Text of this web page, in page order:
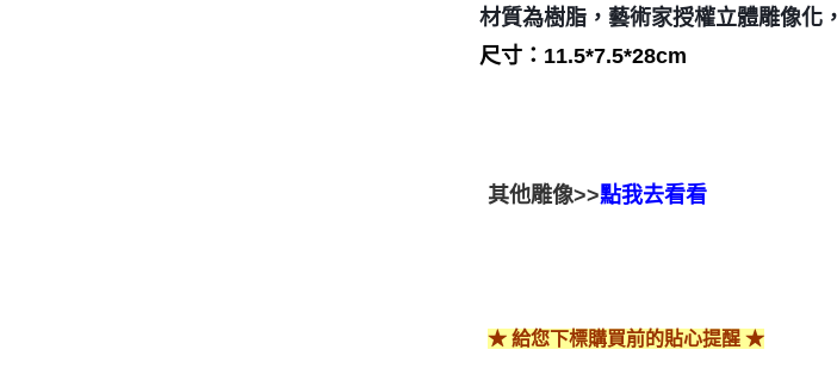
材質為樹脂，藝術家授權立體雕像化
尺寸：11.5*7.5*28cm
其他雕像>>點我去看看
★ 給您下標購買前的貼心提醒 ★